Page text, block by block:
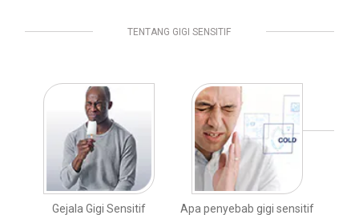
TENTANG GIGI SENSITIF
Gejala Gigi Sensitif Apa penyebab gigi sensitif